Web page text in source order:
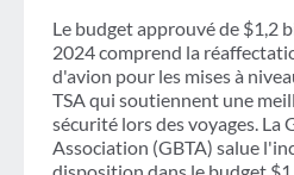
Le budget approuvé de $1,2
2024 comprend la
d'avion pour les mises à
TSA qui soutiennent une
sécurité lors des voyages. La
Association (GBTA) salue